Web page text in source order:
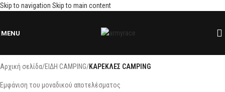
Skip to navigation Skip to main content
MENU
Αρχική σελίδα/ΕΙΔΗ CAMPING/ΚΑΡΕΚΛΕΣ CAMPING
Εμφάνιση του μοναδικού αποτελέσματος